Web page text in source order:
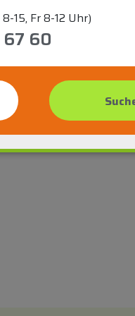
15, Fr 8-12 Uhr)
67 60